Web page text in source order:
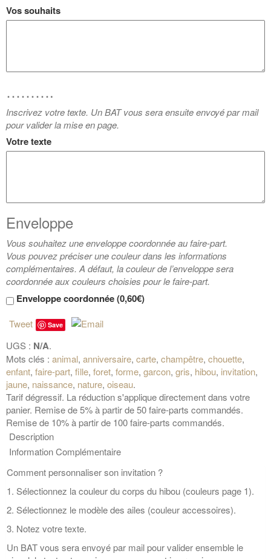
Vos souhaits
……….
Inscrivez votre texte. Un BAT vous sera ensuite envoyé par mail
pour valider la mise en page.
Votre texte
Enveloppe
Vous souhaitez une enveloppe coordonnée au faire-part.
Vous pouvez préciser une couleur dans les informations
complémentaires. A défaut, la couleur de l’enveloppe sera
coordonnée aux couleurs choisies pour le faire-part.
Enveloppe coordonnée (0,60€)
Tweet Save
UGS : N/A.
Mots clés : animal, anniversaire, carte, champêtre, chouette,
enfant, faire-part, fille, foret, forme, garcon, gris, hibou, invitation,
jaune, naissance, nature, oiseau.
Tarif dégressif. La réduction s'applique directement dans votre
panier. Remise de 5% à partir de 50 faire-parts commandés.
Remise de 10% à partir de 100 faire-parts commandés.
Description
Information Complémentaire
Comment personnaliser son invitation ?
1. Sélectionnez la couleur du corps du hibou (couleurs page 1).
2. Sélectionnez le modèle des ailes (couleur accessoires).
3. Notez votre texte.
Un BAT vous sera envoyé par mail pour valider ensemble le